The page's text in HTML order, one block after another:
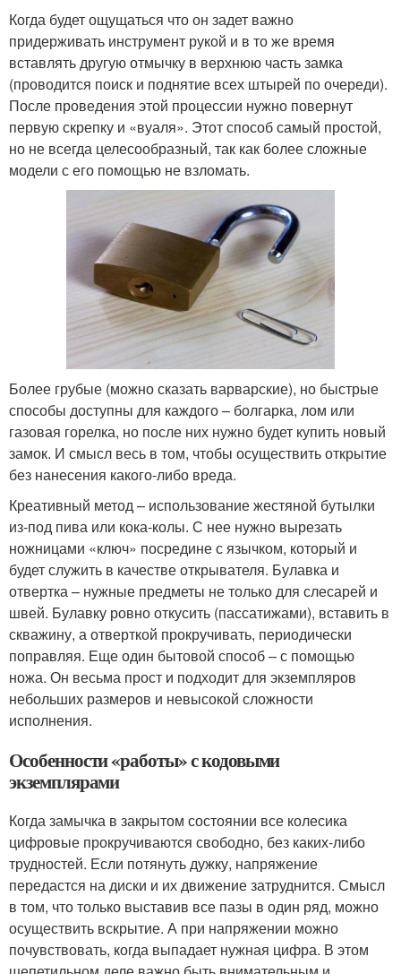
Когда будет ощущаться что он задет важно
придерживать инструмент рукой и в то же время
вставлять другую отмычку в верхнюю часть замка
(проводится поиск и поднятие всех штырей по очереди).
После проведения этой процессии нужно повернут
первую скрепку и «вуаля». Этот способ самый простой,
но не всегда целесообразный, так как более сложные
модели с его помощью не взломать.
Более грубые (можно сказать варварские), но быстрые
способы доступны для каждого – болгарка, лом или
газовая горелка, но после них нужно будет купить новый
замок. И смысл весь в том, чтобы осуществить открытие
без нанесения какого-либо вреда.
Креативный метод – использование жестяной бутылки
из-под пива или кока-колы. С нее нужно вырезать
ножницами «ключ» посредине с язычком, который и
будет служить в качестве открывателя. Булавка и
отвертка – нужные предметы не только для слесарей и
швей. Булавку ровно откусить (пассатижами), вставить в
скважину, а отверткой прокручивать, периодически
поправляя. Еще один бытовой способ – с помощью
ножа. Он весьма прост и подходит для экземпляров
небольших размеров и невысокой сложности
исполнения.
Особенности «работы» с кодовыми
экземплярами
Когда замычка в закрытом состоянии все колесика
цифровые прокручиваются свободно, без каких-либо
трудностей. Если потянуть дужку, напряжение
передастся на диски и их движение затруднится. Смысл
в том, что только выставив все пазы в один ряд, можно
осуществить вскрытие. А при напряжении можно
почувствовать, когда выпадает нужная цифра. В этом